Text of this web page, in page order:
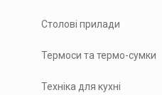
Столові прилади
Термоси та термо-сумки
Техніка для кухні